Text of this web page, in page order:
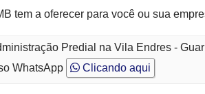
tem a oferecer para você ou sua
Predial na Vila Endres -
WhatsApp Clicando aqui